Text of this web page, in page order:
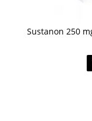
Sustanon 250